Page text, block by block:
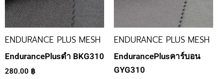
ENDURANCE PLUS MESH
EndurancePlusดำ BKG310
280.00 ฿
ENDURANCE PLUS MESH
EndurancePlusคาร์บอน
GYG310